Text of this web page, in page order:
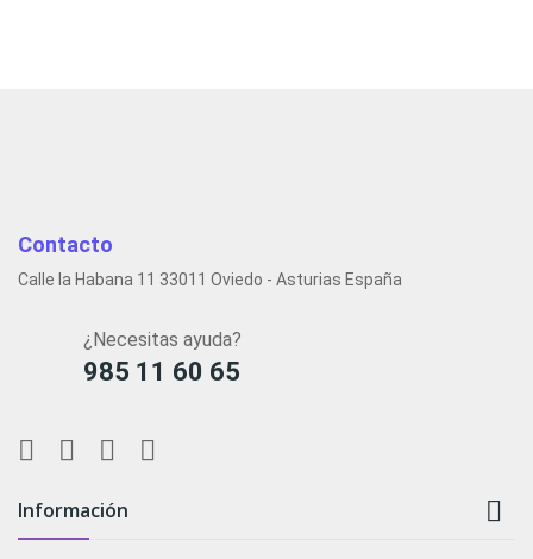
Contacto
Calle la Habana 11 33011 Oviedo - Asturias España
¿Necesitas ayuda?
985 11 60 65
Información 